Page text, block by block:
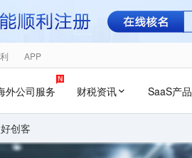
APP
外公司服务 财税资讯 SaaS产品
创客